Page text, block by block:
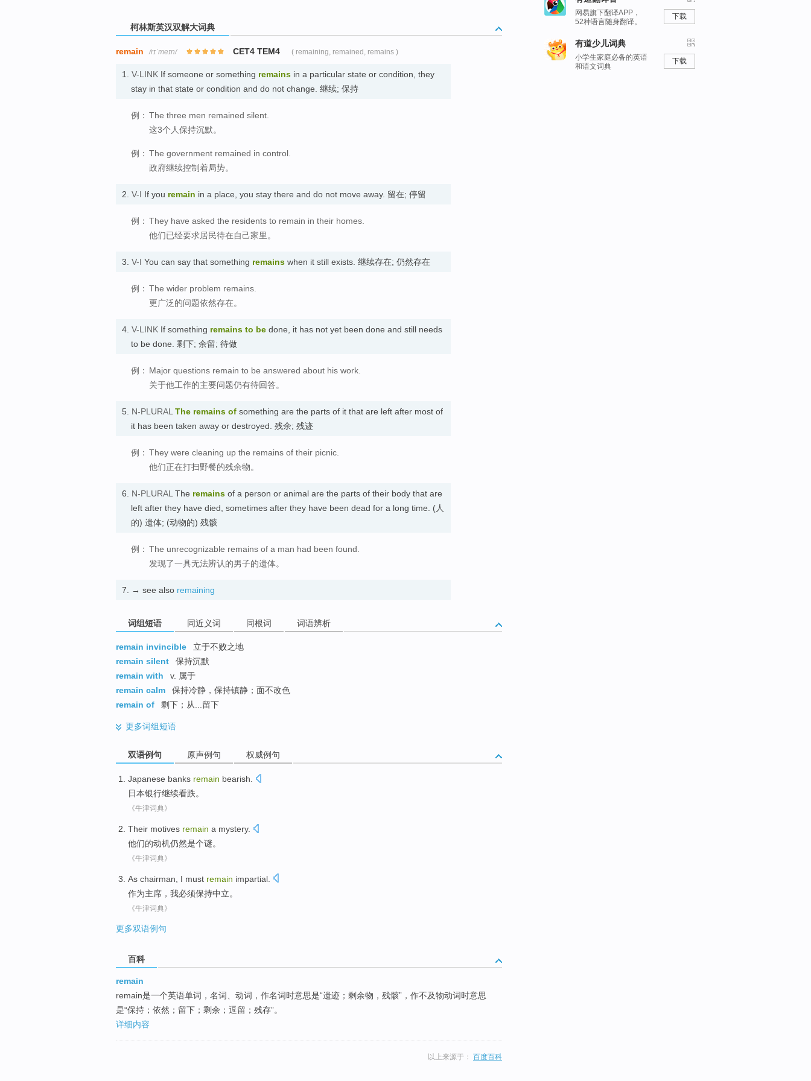
柯林斯英汉双解大词典
remain /rɪˈmeɪn/ CET4 TEM4 ( remaining, remained, remains )
1. V-LINK If someone or something remains in a particular state or condition, they
stay in that state or condition and do not change. 继续; 保持
例： The three men remained silent.
这3个人保持沉默。
例： The government remained in control.
政府继续控制着局势。
2. V-I If you remain in a place, you stay there and do not move away. 留在; 停留
例： They have asked the residents to remain in their homes.
他们已经要求居民待在自己家里。
3. V-I You can say that something remains when it still exists. 继续存在; 仍然存在
例： The wider problem remains.
更广泛的问题依然存在。
4. V-LINK If something remains to be done, it has not yet been done and still needs
to be done. 剩下; 余留; 待做
例： Major questions remain to be answered about his work.
关于他工作的主要问题仍有待回答。
5. N-PLURAL The remains of something are the parts of it that are left after most of
it has been taken away or destroyed. 残余; 残迹
例： They were cleaning up the remains of their picnic.
他们正在打扫野餐的残余物。
6. N-PLURAL The remains of a person or animal are the parts of their body that are
left after they have died, sometimes after they have been dead for a long time. (人
的) 遗体; (动物的) 残骸
例： The unrecognizable remains of a man had been found.
发现了一具无法辨认的男子的遗体。
7. → see also remaining
词组短语 同近义词 同根词 词语辨析
remain invincible
立于不败之地
remain silent
保持沉默
remain with
v. 属于
remain calm
保持冷静，保持镇静；面不改色
remain of
剩下；从...留下
更多词组短语
双语例句 原声例句 权威例句
Japanese banks remain bearish
日本银行继续看跌。
《牛津词典》
Their motives remain a mystery.
他们的动机仍然是个谜。
《牛津词典》
As chairman I must remain impartial
作为主席 ， 我必须保持中立。
《牛津词典》
更多双语例句
百科
remain
remain是一个英语单词，名词、动词，作名词时意思是“遗迹；剩余物，残骸”，作不及物动词时意思
是“保持；依然；留下；剩余；逗留；残存”。
详细内容
以上来源于： 百度百科